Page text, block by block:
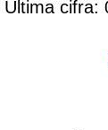
Ultima cifra: